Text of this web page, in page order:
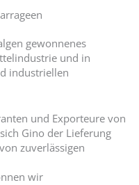
gewonnenes
und in
industriellen
und Exporteure von
Gino der Lieferung
zuverlässigen
wir